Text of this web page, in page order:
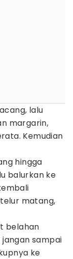
lalu
margarin,
Kemudian
hingga
balurkan ke
matang,
belahan
sampai
ke